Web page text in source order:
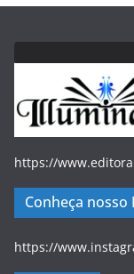
https://
Conheça
https://